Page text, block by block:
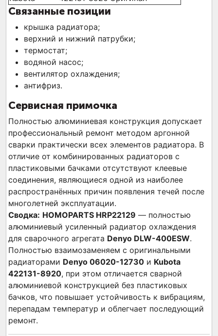
Связанные позиции
крышка радиатора;
верхний и нижний патрубки;
термостат;
водяной насос;
вентилятор охлаждения;
антифриз.
Сервисная примочка
Полностью алюминиевая конструкция допускает
профессиональный ремонт методом аргонной
сварки практически всех элементов радиатора. В
отличие от комбинированных радиаторов с
пластиковыми бачками отсутствуют клеевые
соединения, являющиеся одной из наиболее
распространённых причин появления течей после
многолетней эксплуатации.
Сводка: HOMOPARTS HRP22129 — полностью
алюминиевый усиленный радиатор охлаждения
для сварочного агрегата Denyo DLW-400ESW.
Полностью взаимозаменяем с оригинальными
радиаторами Denyo 06020-12730 и Kubota
422131-8920, при этом отличается сварной
алюминиевой конструкцией без пластиковых
бачков, что повышает устойчивость к вибрациям,
перепадам температур и облегчает последующий
ремонт.